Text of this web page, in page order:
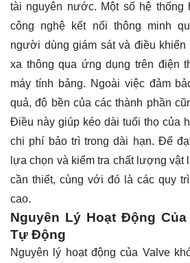
tài nguyên nước. Một số hệ thống
công nghệ kết nối thông minh
người dùng giám sát và điều
xa thông qua ứng dụng trên điện
máy tính bảng. Ngoài việc đảm
quả, độ bền của các thành phần
Điều này giúp kéo dài tuổi thọ của
chi phí bảo trì trong dài hạn. Để
lựa chọn và kiểm tra chất lượng vật
cần thiết, cùng với đó là các quy
cao.
Nguyên Lý Hoạt Động
Tự Động
Nguyên lý hoạt động của Valve